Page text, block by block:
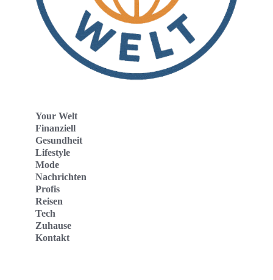
Your Welt
Finanziell
Gesundheit
Lifestyle
Mode
Nachrichten
Profis
Reisen
Tech
Zuhause
Kontakt